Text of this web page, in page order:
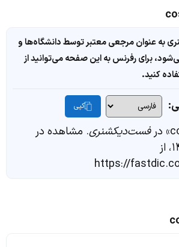
به عنوان مرجعی معتبر توسط دانشگاه‌ها و
برای رفرنس به این صفحه می‌توانید از
کنید.
کپی
فست‌دیکشنری. مشاهده در
تاریخ ۱۶ مرداد ۱۴۰۵، از
https://